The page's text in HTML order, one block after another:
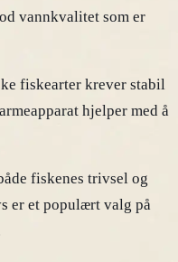
vannkvalitet som er
fiskearter krever stabil
hjelper med å
fiskenes trivsel og
er et populært valg på